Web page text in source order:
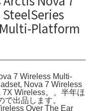
Platform
7 Wireless Multi-
Nova 7 Wireless
Wireless。。半年ほ
出品します。
Over The Ear